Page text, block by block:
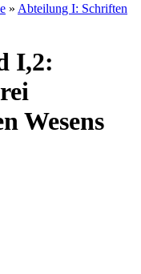
» Abteilung I: Schriften
I,2:
Wesens